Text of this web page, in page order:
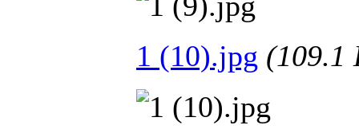
1 (10).jpg (109.1